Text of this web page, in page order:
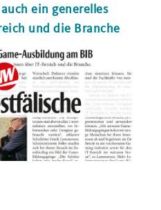
ein generelles
und die Branche